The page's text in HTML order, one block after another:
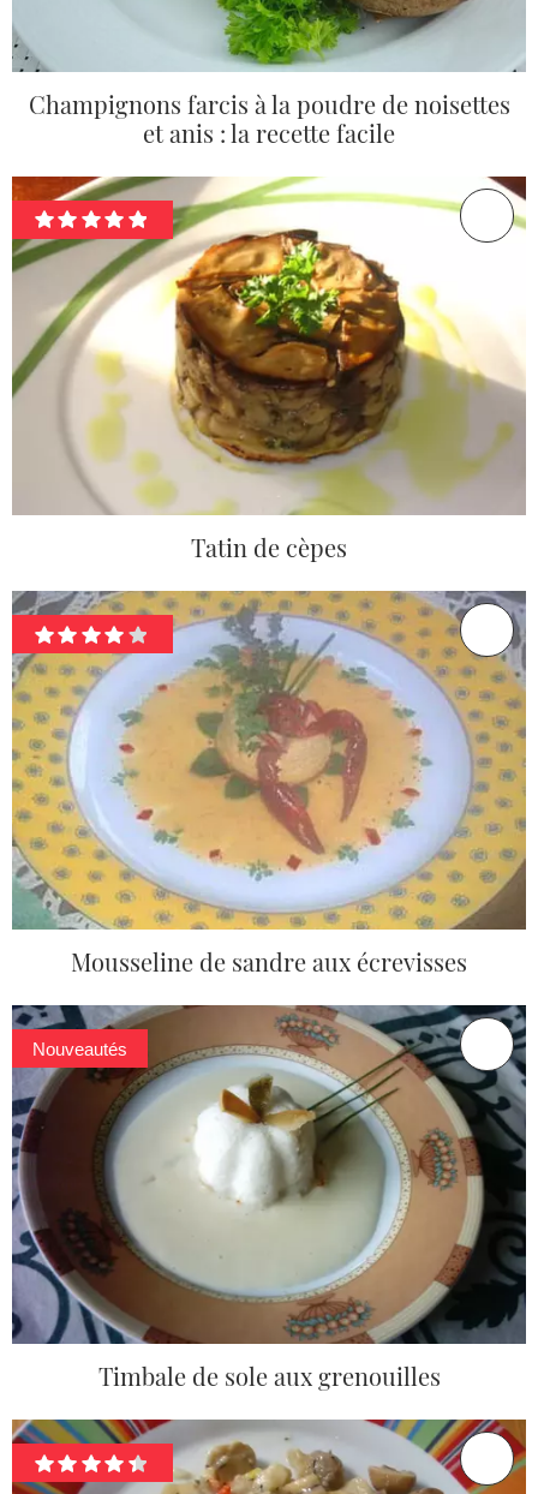
Champignons farcis à la poudre de noisettes
et anis : la recette facile
Tatin de cèpes
Mousseline de sandre aux écrevisses
Nouveautés
Timbale de sole aux grenouilles